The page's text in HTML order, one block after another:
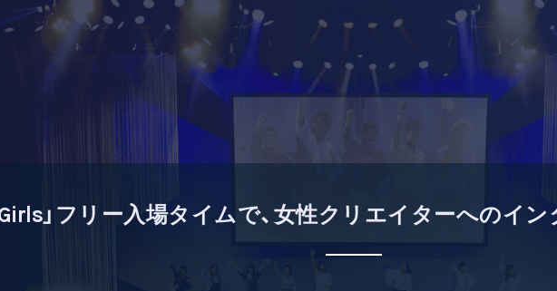
」フリー入場タイムで、女性クリエイターへのイ